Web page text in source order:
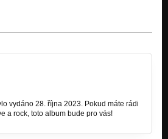
vydáno 28. října 2023. Pokud máte rádi
a rock, toto album bude pro vás!